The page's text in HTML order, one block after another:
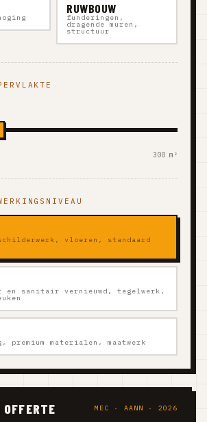
RUWBOUW
funderingen,
dragende muren,
structuur
300 m²
vloeren, standaard
sanitair vernieuwd, tegelwerk,
premium materialen, maatwerk
OFFERTE MEC · AANN · 2026